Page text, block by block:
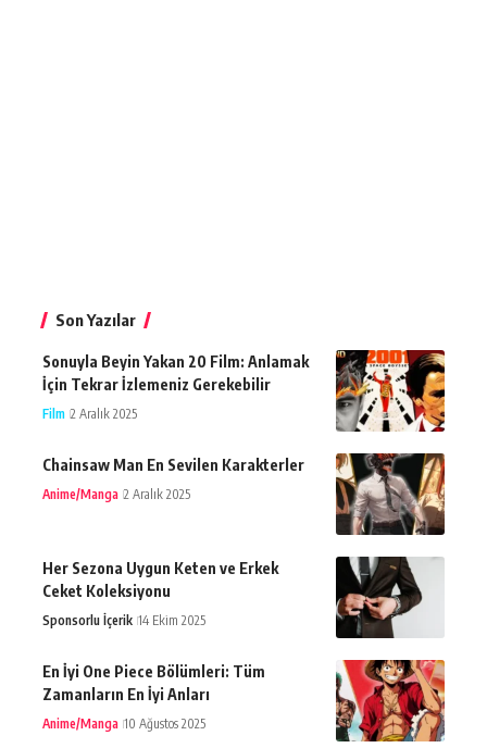
Son Yazılar
Sonuyla Beyin Yakan 20 Film: Anlamak
İçin Tekrar İzlemeniz Gerekebilir
Film 2 Aralık 2025
Chainsaw Man En Sevilen Karakterler
Anime/Manga 2 Aralık 2025
Her Sezona Uygun Keten ve Erkek
Ceket Koleksiyonu
Sponsorlu İçerik 14 Ekim 2025
En İyi One Piece Bölümleri: Tüm
Zamanların En İyi Anları
Anime/Manga 10 Ağustos 2025